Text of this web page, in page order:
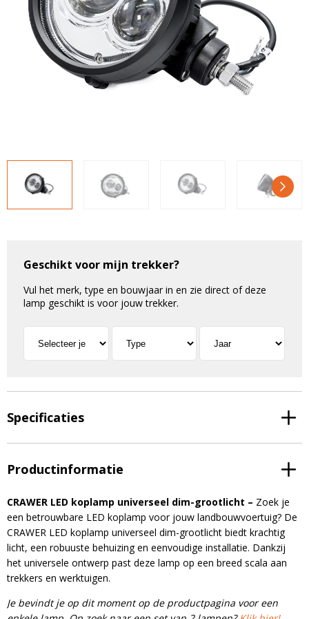
LED voordeelpakketten
Overige producten
Klantenservice
+31611204496
LED voordeelpakketten
Overige producten
Bekijk alles
Geschikt voor mijn trekker?
Vul het merk, type en bouwjaar in en zie direct of deze
lamp geschikt is voor jouw trekker.
Specificaties
Productinformatie
CRAWER LED koplamp universeel dim-grootlicht – Zoek je
een betrouwbare LED koplamp voor jouw landbouwvoertuig? De
CRAWER LED koplamp universeel dim-grootlicht biedt krachtig
licht, een robuuste behuizing en eenvoudige installatie. Dankzij
het universele ontwerp past deze lamp op een breed scala aan
trekkers en werktuigen.
Je bevindt je op dit moment op de productpagina voor een